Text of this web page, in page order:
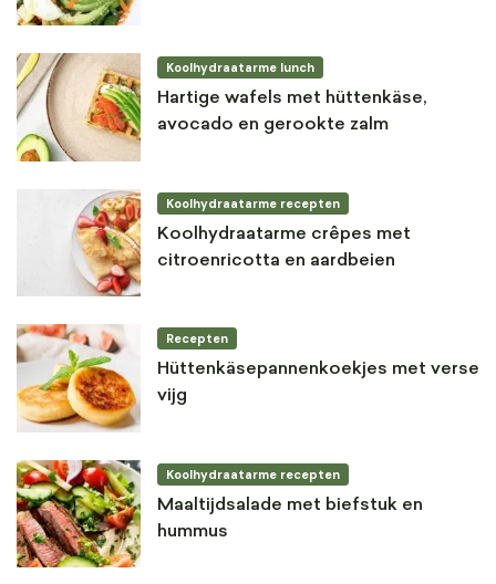
Koolhydraatarme lunch
Hartige wafels met hüttenkäse,
avocado en gerookte zalm
Koolhydraatarme recepten
Koolhydraatarme crêpes met
citroenricotta en aardbeien
Recepten
Hüttenkäsepannenkoekjes met verse
vijg
Koolhydraatarme recepten
Maaltijdsalade met biefstuk en
hummus